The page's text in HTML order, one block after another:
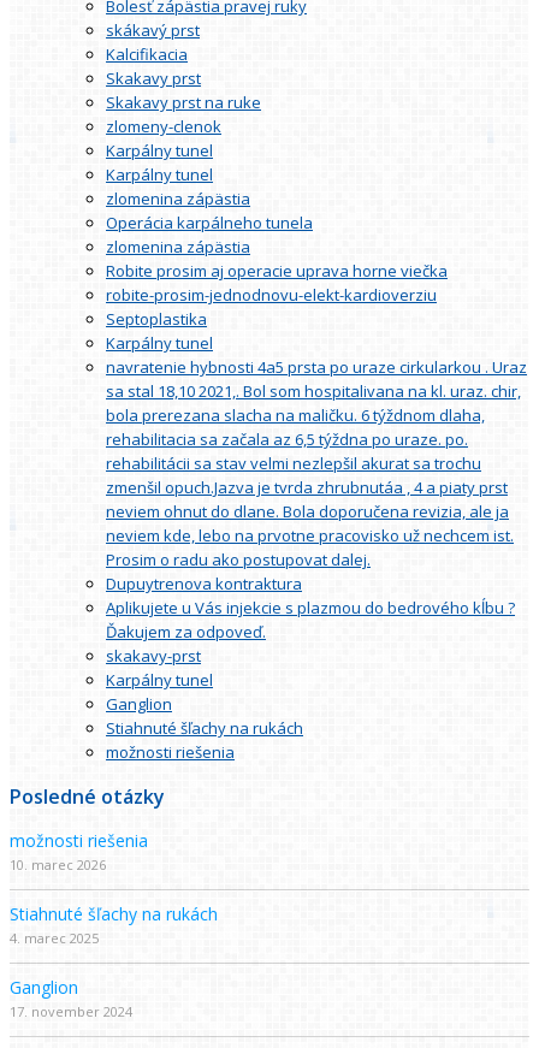
Bolesť zápästia pravej ruky
skákavý prst
Kalcifikacia
Skakavy prst
Skakavy prst na ruke
zlomeny-clenok
Karpálny tunel
Karpálny tunel
zlomenina zápästia
Operácia karpálneho tunela
zlomenina zápästia
Robite prosim aj operacie uprava horne viečka
robite-prosim-jednodnovu-elekt-kardioverziu
Septoplastika
Karpálny tunel
navratenie hybnosti 4a5 prsta po uraze cirkularkou . Uraz
sa stal 18,10 2021,. Bol som hospitalivana na kl. uraz. chir,
bola prerezana slacha na maličku. 6 týždnom dlaha,
rehabilitacia sa začala az 6,5 týždna po uraze. po.
rehabilitácii sa stav velmi nezlepšil akurat sa trochu
zmenšil opuch.Jazva je tvrda zhrubnutáa , 4 a piaty prst
neviem ohnut do dlane. Bola doporučena revizia, ale ja
neviem kde, lebo na prvotne pracovisko už nechcem ist.
Prosim o radu ako postupovat dalej.
Dupuytrenova kontraktura
Aplikujete u Vás injekcie s plazmou do bedrového kĺbu ?
Ďakujem za odpoveď.
skakavy-prst
Karpálny tunel
Ganglion
Stiahnuté šľachy na rukách
možnosti riešenia
Posledné otázky
možnosti riešenia
10. marec 2026
Stiahnuté šľachy na rukách
4. marec 2025
Ganglion
17. november 2024